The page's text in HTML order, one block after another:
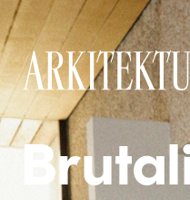
Til startsiden